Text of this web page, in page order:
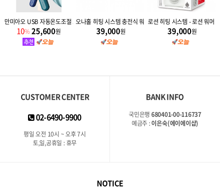
오나홀 워머 42도 (M3) 히팅스틱
만미아오 USB 자동온도조절 오나홀 워머 46도 (M40)
10% 25,600원
오나홀 히팅 시스템 충전식 워머
39,000원
로션 히팅 시스템 - 로션 워머
39,000원
CUSTOMER CENTER
02-6490-9900
평일 오전 10시 ~ 오후 7시
토,일,공휴일 : 휴무
BANK INFO
국민은행 680401-00-116737
예금주 :이은숙(에이에이샵)
NOTICE